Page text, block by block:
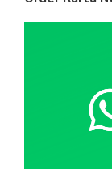
Sidebar